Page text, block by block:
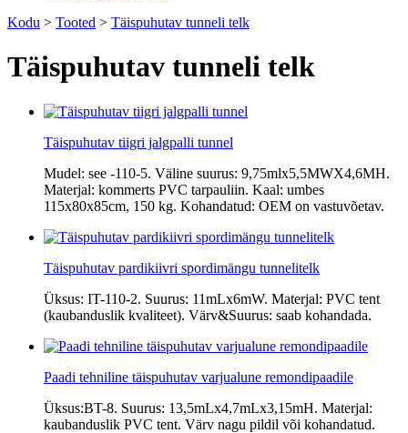
Kodu > Tooted > Täispuhutav tunneli telk
Täispuhutav tunneli telk
Täispuhutav tiigri jalgpalli tunnel
Mudel: see -110-5. Väline suurus: 9,75mlx5,5MWX4,6MH.
Materjal: kommerts PVC tarpauliin. Kaal: umbes
115x80x85cm, 150 kg. Kohandatud: OEM on vastuvõetav.
Täispuhutav pardikiivri spordimängu tunnelitelk
Üksus: IT-110-2. Suurus: 11mLx6mW. Materjal: PVC tent
(kaubanduslik kvaliteet). Värv&Suurus: saab kohandada.
Paadi tehniline täispuhutav varjualune remondipaadile
Üksus:BT-8. Suurus: 13,5mLx4,7mLx3,15mH. Materjal:
kaubanduslik PVC tent. Värv nagu pildil või kohandatud.